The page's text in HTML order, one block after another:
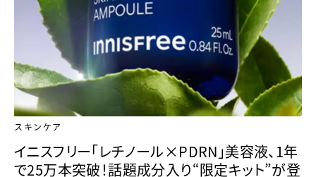
スキンケア
イニスフリー「レチノール×PDRN」美容液、1年
で25万本突破！話題成分入り“限定キット”が登